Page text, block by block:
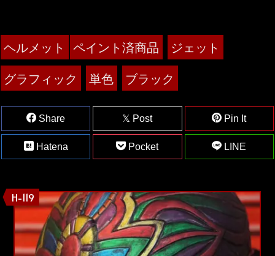
ヘルメット ペイント済商品
ジェット
グラフィック
単色 ブラック
Share Post Pin It
Hatena Pocket LINE
H-119